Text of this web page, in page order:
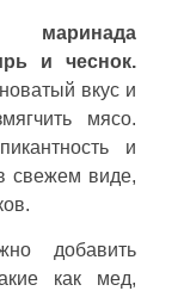
маринада
и чеснок.
вкус и
мясо.
и
свежем виде,
добавить
как мед,